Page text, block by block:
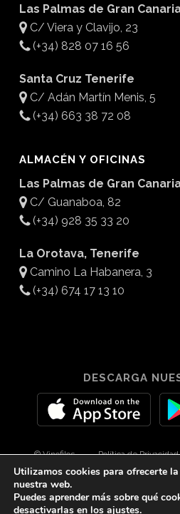
Las Palmas de Gran
C/ Viera y Clavijo, 23
(+34) 828 07 16 56
Santa Cruz Tenerife
C/ Adán Martín Menis, 5
(+34) 663 38 72 08
ALMACÉN Y OFICINAS
Las Palmas de Gran
C/ Guanaboa, 82
(+34) 928 35 33 20
La Orotava, Tenerife
Camino La Habanera, 3
(+34) 674 17 13 10
DESCARGA
© Vinofilos Política de Privacidad
Aviso Legal Diseño
Utilizamos cookies para ofrecerte
nuestra web.
Puedes aprender más sobre qué
desactivarlas en los ajustes.